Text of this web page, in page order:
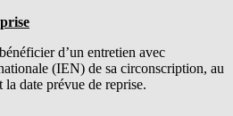
d’un entretien avec
(IEN) de sa circonscription, au
la date prévue de reprise.